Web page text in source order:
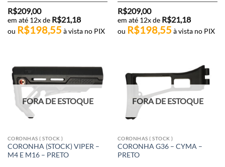
R$209,00
em até 12x de R$21,18
ou R$198,55 à vista no PIX
R$209,00
em até 12x de R$21,18
ou R$198,55 à vista no PIX
FORA DE ESTOQUE
CORONHAS ( STOCK )
CORONHA (STOCK) VIPER –
M4 E M16 – PRETO
FORA DE ESTOQUE
CORONHAS ( STOCK )
CORONHA G36 – CYMA –
PRETO